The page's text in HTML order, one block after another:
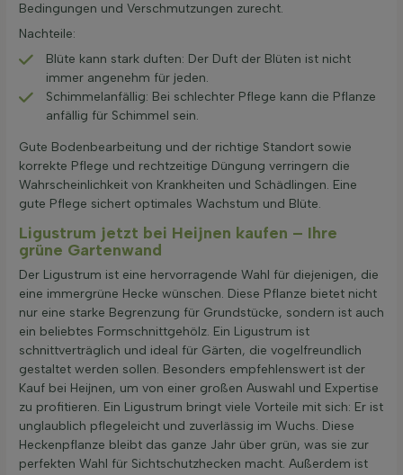
Bedingungen und Verschmutzungen zurecht.
Nachteile:
Blüte kann stark duften: Der Duft der Blüten ist nicht
immer angenehm für jeden.
Schimmelanfällig: Bei schlechter Pflege kann die Pflanze
anfällig für Schimmel sein.
Gute Bodenbearbeitung und der richtige Standort sowie
korrekte Pflege und rechtzeitige Düngung verringern die
Wahrscheinlichkeit von Krankheiten und Schädlingen. Eine
gute Pflege sichert optimales Wachstum und Blüte.
Ligustrum jetzt bei Heijnen kaufen – Ihre
grüne Gartenwand
Der Ligustrum ist eine hervorragende Wahl für diejenigen, die
eine immergrüne Hecke wünschen. Diese Pflanze bietet nicht
nur eine starke Begrenzung für Grundstücke, sondern ist auch
ein beliebtes Formschnittgehölz. Ein Ligustrum ist
schnittverträglich und ideal für Gärten, die vogelfreundlich
gestaltet werden sollen. Besonders empfehlenswert ist der
Kauf bei Heijnen, um von einer großen Auswahl und Expertise
zu profitieren. Ein Ligustrum bringt viele Vorteile mit sich: Er ist
unglaublich pflegeleicht und zuverlässig im Wuchs. Diese
Heckenpflanze bleibt das ganze Jahr über grün, was sie zur
perfekten Wahl für Sichtschutzhecken macht. Außerdem ist